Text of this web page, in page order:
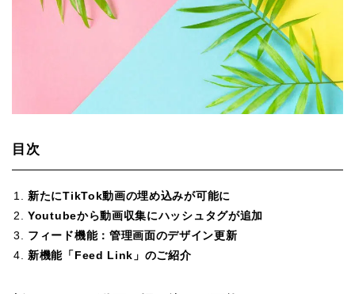
目次
新たにTikTok動画の埋め込みが可能に
Youtubeから動画収集にハッシュタグが追加
フィード機能：管理画面のデザイン更新
新機能「Feed Link」のご紹介